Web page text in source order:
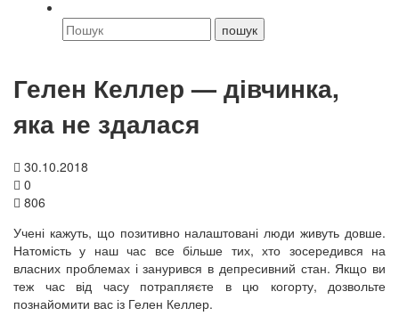
Гелен Келлер — дівчинка,
яка не здалася
30.10.2018
0
806
Учені кажуть, що позитивно налаштовані люди живуть довше.
Натомість у наш час все більше тих, хто зосередився на
власних проблемах і занурився в депресивний стан. Якщо ви
теж час від часу потрапляєте в цю когорту, дозвольте
познайомити вас із Гелен Келлер.